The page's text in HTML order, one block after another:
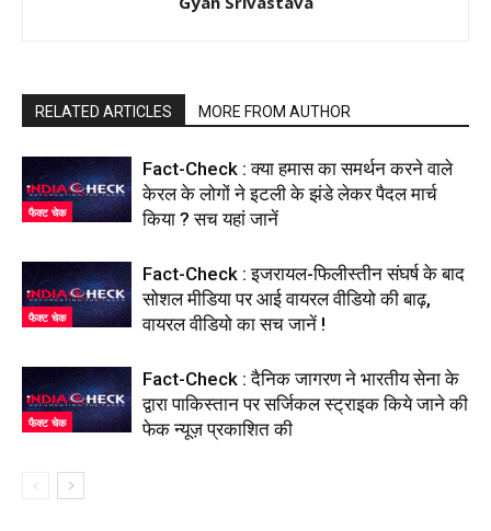
RELATED ARTICLES MORE FROM AUTHOR
फैक्ट चेक
Fact-Check : क्या हमास का समर्थन करने वाले
केरल के लोगों ने इटली के झंडे लेकर पैदल मार्च
किया ? सच यहां जानें
फैक्ट चेक
Fact-Check : इजरायल-फिलीस्तीन संघर्ष के बाद
सोशल मीडिया पर आई वायरल वीडियो की बाढ़,
वायरल वीडियो का सच जानें !
फैक्ट चेक
Fact-Check : दैनिक जागरण ने भारतीय सेना के
द्वारा पाकिस्तान पर सर्जिकल स्ट्राइक किये जाने की
फेक न्यूज़ प्रकाशित की